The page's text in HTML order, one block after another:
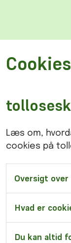
Cookies
Læs om,
cookies på
Oversigt
Hvad er
Du kan altid